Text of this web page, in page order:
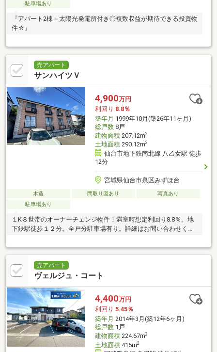
駐車場あり
『アパート2棟＋太陽光発電所付き◎複数収益が期待できる投資物
件☆』
売アパート
サンハイツＶ
4,900万円
利回り 8.8％
築年月 1999年10月(築26年11ヶ月)
総戸数8戸
建物面積207.12m2
土地面積290.12m2
仙台市地下鉄南北線 八乙女駅 徒歩
12分
宮城県仙台市泉区みずほ台
木造 間取り図あり
写真あり
駐車場あり
１K８世帯のオーナーチェンジ物件！満室時想定利回り8.8％。地
下鉄駅徒歩１２分。全戸分駐車場有り。詳細はお問い合わせくだ
売アパート
ヴェルジュ・コート
4,400万円
利回り 5.45％
築年月 2014年3月(築12年6ヶ月)
総戸数1戸
建物面積224.67m2
土地面積415m2